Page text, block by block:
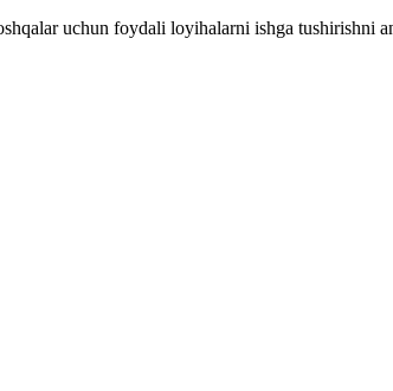
uchun foydali loyihalarni ishga tushirishni